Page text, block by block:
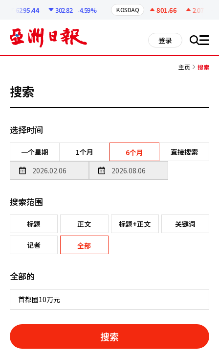
6295.44 302.82 -4.59% KOSDAQ 801.66 2.07
登录 搜 all
主页 搜索
搜索
选择时间
一个星期 1个月 6个月 直接搜索
搜索范围
标题 正文 标题+正文 关键词
记者 全部
全部的
搜索